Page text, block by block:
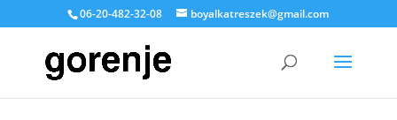
06-20-482-32-08 boyalkatreszek@gmail.com